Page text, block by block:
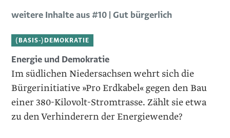
weitere Inhalte aus #10 | Gut bürgerlich
(BASIS-)DEMOKRATIE
Energie und Demokratie
Im südlichen Niedersachsen wehrt sich die
Bürgerinitiative »Pro Erdkabel« gegen den Bau
einer 380-Kilovolt-Stromtrasse. Zählt sie etwa
zu den Verhinderern der Energiewende?